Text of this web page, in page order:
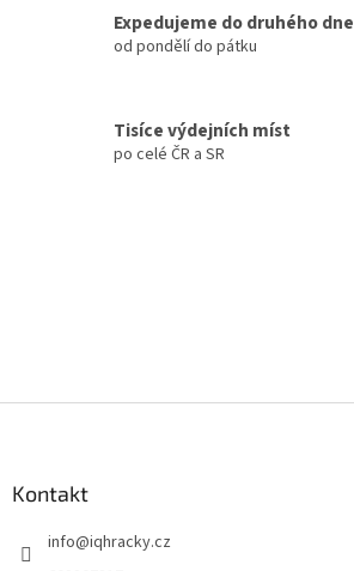
k
p
i
Expedujeme do druhého dne
od pondělí do pátku
Tisíce výdejních míst
po celé ČR a SR
Kontakt
info@iqhracky.cz